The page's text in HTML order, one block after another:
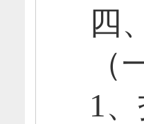
四
（
1、